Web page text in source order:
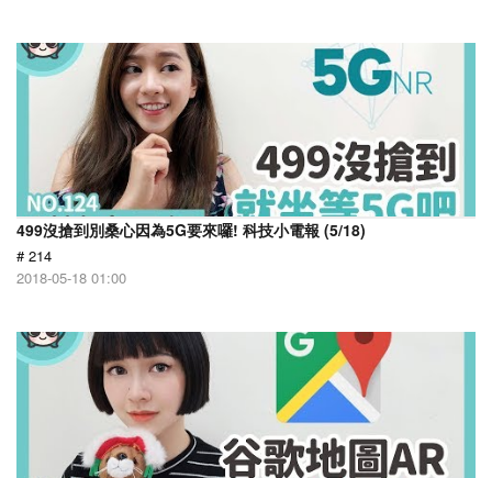
499沒搶到別桑心因為5G要來囉! 科技小電報 (5/18)
# 214
2018-05-18 01:00